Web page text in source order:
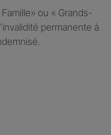
ou « Grands-
permanente à